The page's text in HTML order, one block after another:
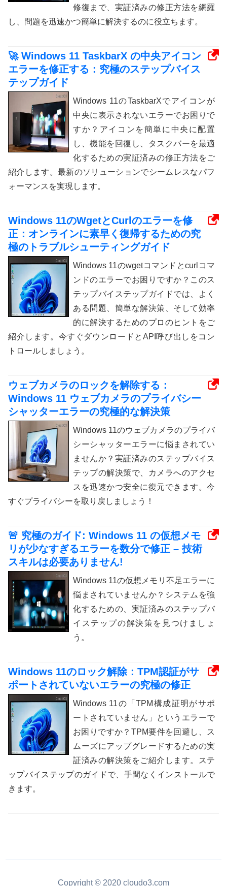
修復まで、実証済みの修正方法を網羅
し、問題を迅速かつ簡単に解決するのに役立ちます。
🚀 Windows 11 TaskbarX の中央アイコン
エラーを修正する：究極のステップバイス
テップガイド
Windows 11のTaskbarXでアイコンが
中央に表示されないエラーでお困りで
すか？アイコンを簡単に中央に配置
し、機能を回復し、タスクバーを最適
化するための実証済みの修正方法をご
紹介します。最新のソリューションでシームレスなパフ
ォーマンスを実現します。
Windows 11のWgetとCurlのエラーを修
正：オンラインに素早く復帰するための究
極のトラブルシューティングガイド
Windows 11のwgetコマンドとcurlコマ
ンドのエラーでお困りですか？このス
テップバイステップガイドでは、よく
ある問題、簡単な解決策、そして効率
的に解決するためのプロのヒントをご
紹介します。今すぐダウンロードとAPI呼び出しをコン
トロールしましょう。
ウェブカメラのロックを解除する：
Windows 11 ウェブカメラのプライバシー
シャッターエラーの究極的な解決策
Windows 11のウェブカメラのプライバ
シーシャッターエラーに悩まされてい
ませんか？実証済みのステップバイス
テップの解決策で、カメラへのアクセ
スを迅速かつ安全に復元できます。今
すぐプライバシーを取り戻しましょう！
🚨 究極のガイド: Windows 11 の仮想メモ
リが少なすぎるエラーを数分で修正 – 技術
スキルは必要ありません!
Windows 11の仮想メモリ不足エラーに
悩まされていませんか？システムを強
化するための、実証済みのステップバ
イステップの解決策を見つけましょ
う。
Windows 11のロック解除：TPM認証がサ
ポートされていないエラーの究極の修正
Windows 11の「TPM構成証明がサポ
ートされていません」というエラーで
お困りですか？TPM要件を回避し、ス
ムーズにアップグレードするための実
証済みの解決策をご紹介します。ステ
ップバイステップのガイドで、手間なくインストールで
きます。
Copyright © 2020 cloudo3.com